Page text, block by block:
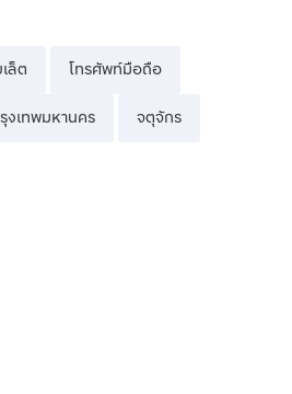
ล็ต โทรศัพท์มือถือ
งเทพมหานคร จตุจักร